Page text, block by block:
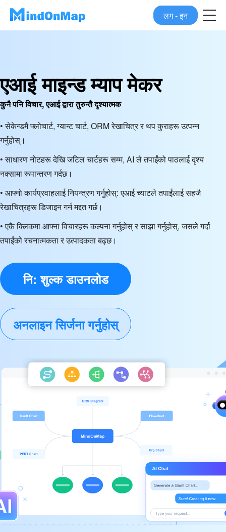
लग - इन
एआई माइन्ड म्याप मेकर
कुनै पनि विचार, एआई द्वारा तुरुन्तै दृश्यात्मक
• सेकेन्डमै फ्लोचार्ट, ग्यान्ट चार्ट, ORM रेखाचित्र र थप कुराहरू उत्पन्न
गर्नुहोस्।
• साधारण नोटहरू देखि जटिल चार्टहरू सम्म, AI ले तपाईंको पाठलाई दृश्य
नक्सामा रूपान्तरण गर्दछ।
• आफ्नो कार्यप्रवाहलाई नियन्त्रण गर्नुहोस्: एआई च्याटले तपाईंलाई सहजै
रेखाचित्रहरू डिजाइन गर्न मद्दत गर्छ।
• एकै क्लिकमा आफ्ना विचारहरू कल्पना गर्नुहोस् र साझा गर्नुहोस्, जसले गर्दा
तपाईंको रचनात्मकता र उत्पादकता बढ्छ।
नि: शुल्क डाउनलोड
अनलाइन सिर्जना गर्नुहोस्